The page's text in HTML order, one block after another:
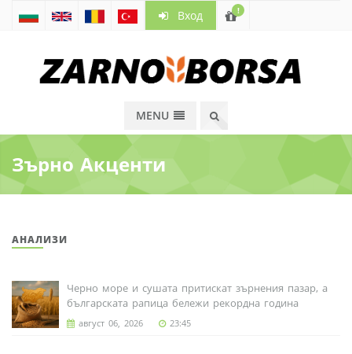
Вход !
MENU
Зърно Акценти
АНАЛИЗИ
Черно море и сушата притискат зърнения пазар, а
българската рапица бележи рекордна година
август 06, 2026 23:45